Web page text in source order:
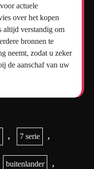
actuele
over het kopen
altijd verstandig om
bronnen te
neemt, zodat u zeker
de aanschaf van uw
, 7 serie ,
buitenlander ,